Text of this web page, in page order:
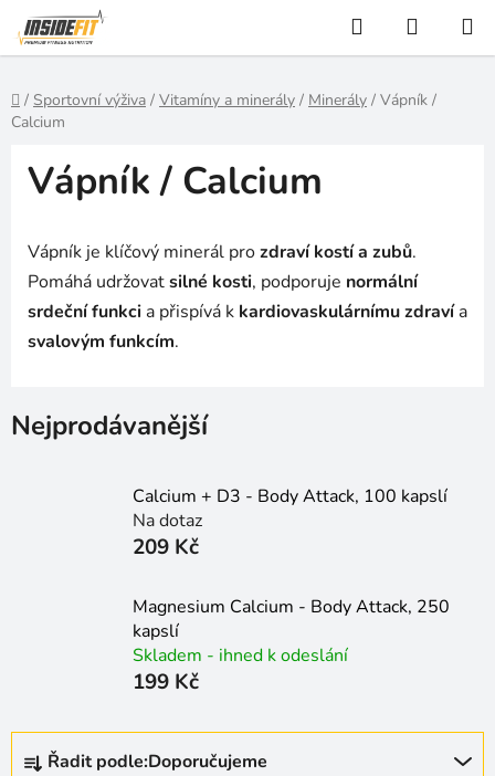
Přejít
na
obsah
Hledat
KOŠÍK
Domů
/ Sportovní výživa / Vitamíny a minerály / Minerály / Vápník /
Calcium
Vápník / Calcium
Vápník je klíčový minerál prozdraví kostí a zubů.
Pomáhá udržovatsilné kosti, podporuje normální
srdeční funkci a přispívá k kardiovaskulárnímu zdravía
svalovým funkcím.
Nejprodávanější
Calcium + D3 - Body Attack, 100 kapslí
Na dotaz
209 Kč
Magnesium Calcium - Body Attack, 250
kapslí
Skladem - ihned k odeslání
199 Kč
Ř
Řadit podle:Doporučujeme